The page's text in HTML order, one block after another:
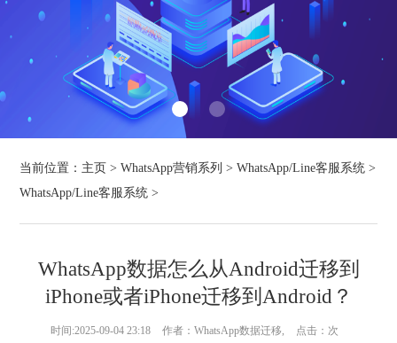
当前位置： 主页 >WhatsApp营销系列 >WhatsApp/Line客服系统 >
WhatsApp/Line客服系统 >
WhatsApp数据怎么从Android迁移到
iPhone或者iPhone迁移到Android？
时间:2025-09-04 23:18 作者：WhatsApp数据迁移, 点击： 次